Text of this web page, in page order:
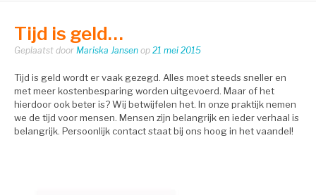
Tijd is geld…
Geplaatst door Mariska Jansen op 21 mei 2015
Tijd is geld wordt er vaak gezegd. Alles moet steeds sneller en
met meer kostenbesparing worden uitgevoerd. Maar of het
hierdoor ook beter is? Wij betwijfelen het. In onze praktijk nemen
we de tijd voor mensen. Mensen zijn belangrijk en ieder verhaal is
belangrijk. Persoonlijk contact staat bij ons hoog in het vaandel!